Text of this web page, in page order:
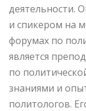
деятельности.
и спикером на
форумах по
является
по
знаниями и
политологов.